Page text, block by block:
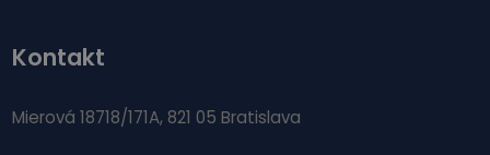
Kontakt
Mierová 18718/171A, 821 05 Bratislava